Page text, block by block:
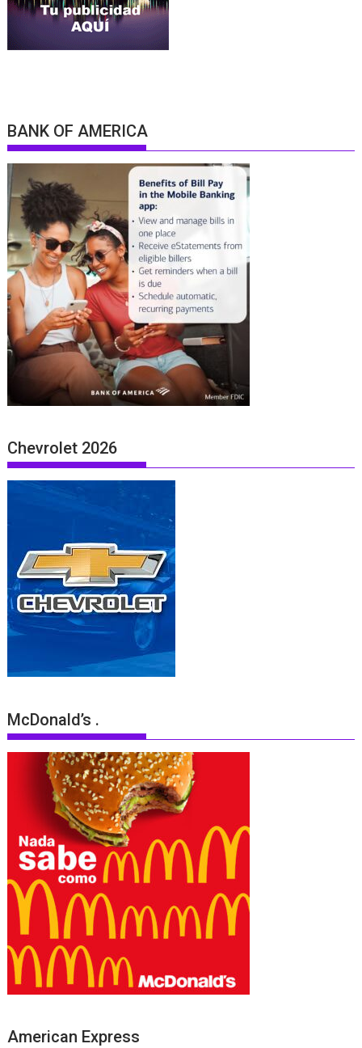
BANK OF AMERICA
Chevrolet 2026
McDonald’s .
American Express